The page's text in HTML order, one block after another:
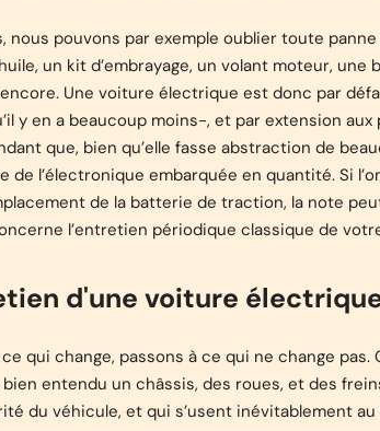
nous pouvons par exemple oublier toute
un kit d’embrayage, un volant moteur,
Une voiture électrique est donc par
y en a beaucoup moins-, et par extension aux
que, bien qu’elle fasse abstraction de
l’électronique embarquée en quantité. Si
de la batterie de traction, la note
l’entretien périodique classique de
d'une voiture
qui change, passons à ce qui ne change
entendu un châssis, des roues, et des
du véhicule, et qui s’usent inévitablement